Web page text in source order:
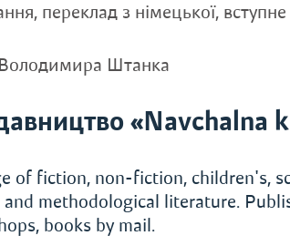
переклад з німецької,
Володимира Штанка
«Navchalna
of fiction, non-fiction, children's,
and methodological literature.
books by mail.